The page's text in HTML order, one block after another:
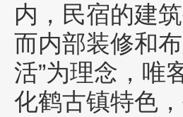
内，民宿的建
而内部装修和
活”为理念，唯
化鹤古镇特色